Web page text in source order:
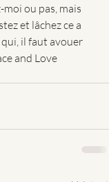
ou pas, mais
et lâchez ce a
il faut avouer
and Love